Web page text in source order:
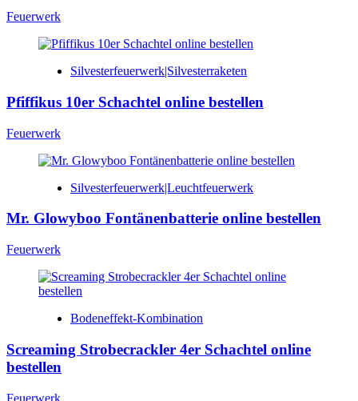
Feuerwerk
Silvesterfeuerwerk|Silvesterraketen
Pfiffikus 10er Schachtel online bestellen
Feuerwerk
Silvesterfeuerwerk|Leuchtfeuerwerk
Mr. Glowyboo Fontänenbatterie online bestellen
Feuerwerk
Bodeneffekt-Kombination
Screaming Strobecrackler 4er Schachtel online
bestellen
Feuerwerk